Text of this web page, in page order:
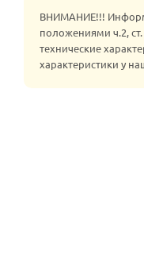
ВНИМАНИЕ!!!
положениями ч.2,
технические
характеристики у